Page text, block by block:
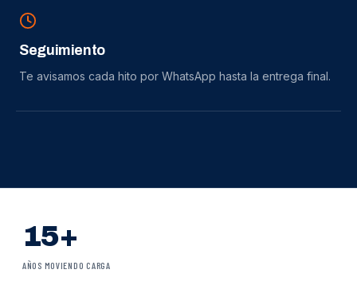
Seguimiento
Te avisamos cada hito por WhatsApp hasta la entrega final.
15+
AÑOS MOVIENDO CARGA